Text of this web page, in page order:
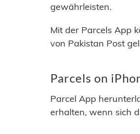
gewährleisten.
Mit der Parcels App
von Pakistan Post
Parcels on
Parcel App
erhalten, wenn sich